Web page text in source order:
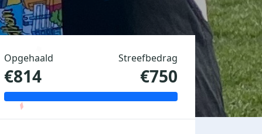
Opgehaald
€814
Streefbedrag
€750